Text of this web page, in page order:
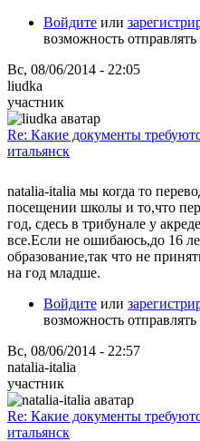
Войдите или
возможность
Вс, 08/06/2014 - 22:05
liudka
участник
Re: Какие документы
итальянск
natalia-italia мы когда то
посещении школы и то,что
год, сдесь в трибунале у
все.Если не ошибаюсь,до 16
образование,так что не
на год младше.
Войдите или
возможность
Вс, 08/06/2014 - 22:57
natalia-italia
участник
Re: Какие документы
итальянск